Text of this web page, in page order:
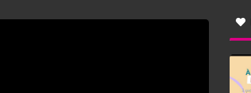
monts, en allusion aux régions montagneuses d’où